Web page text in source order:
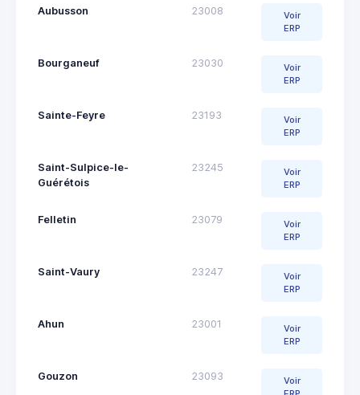
Aubusson 23008
Voir
ERP
Bourganeuf 23030
Voir
ERP
Sainte-Feyre 23193
Voir
ERP
Saint-Sulpice-le-
Guérétois
23245
Voir
ERP
Felletin 23079
Voir
ERP
Saint-Vaury 23247
Voir
ERP
Ahun 23001
Voir
ERP
Gouzon 23093
Voir